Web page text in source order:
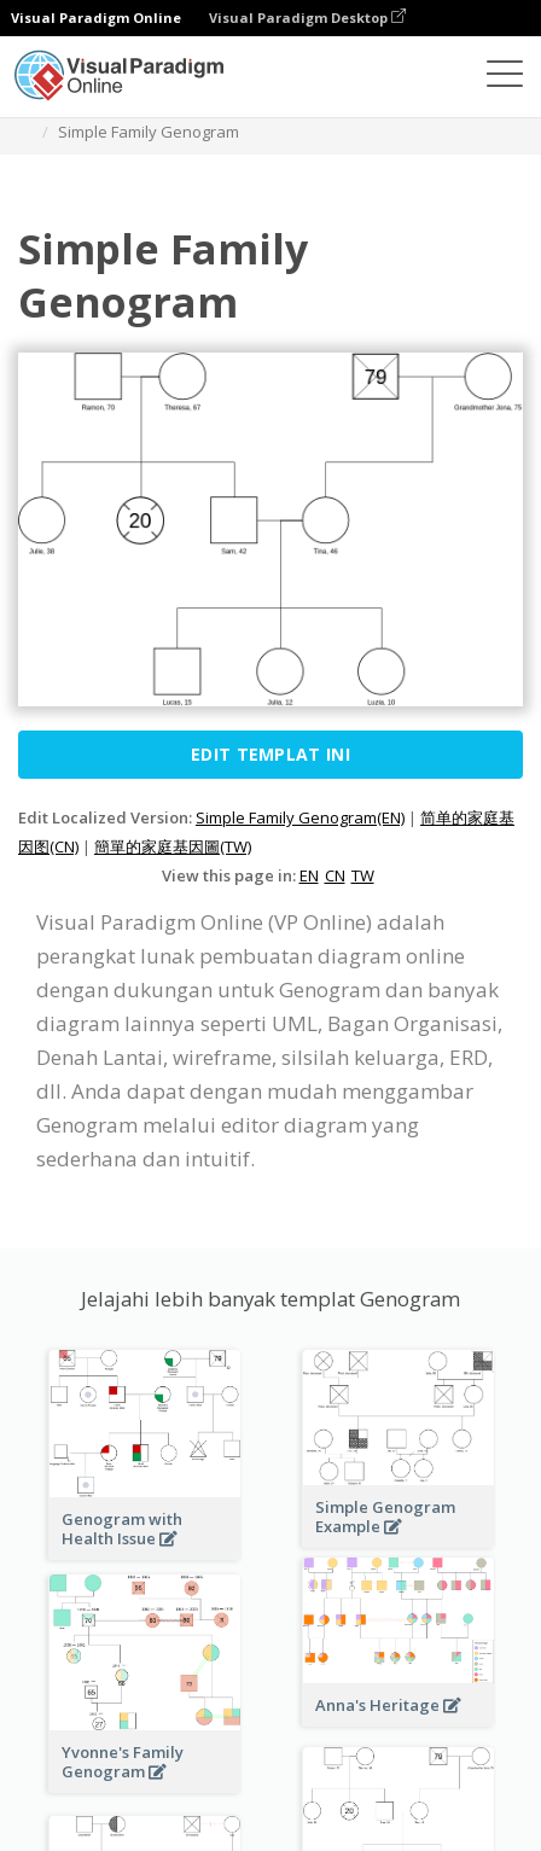
Visual Paradigm Online Visual Paradigm Desktop
Simple Family Genogram
Simple Family
Genogram
EDIT TEMPLAT INI
Edit Localized Version: Simple Family Genogram(EN) | 简单的家庭基
因图(CN) | 簡單的家庭基因圖(TW)
View this page in:EN CN TW
Visual Paradigm Online (VP Online) adalah
perangkat lunak pembuatan diagram online
dengan dukungan untuk Genogram dan banyak
diagram lainnya seperti UML, Bagan Organisasi,
Denah Lantai, wireframe, silsilah keluarga, ERD,
dll. Anda dapat dengan mudah menggambar
Genogram melalui editor diagram yang
sederhana dan intuitif.
Jelajahi lebih banyak templat Genogram
Genogram with
Health Issue
Simple Genogram
Example
Anna's Heritage
Yvonne's Family
Genogram